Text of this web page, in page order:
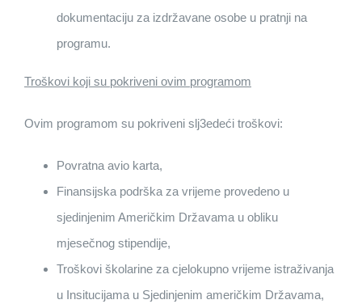
dokumentaciju za izdržavane osobe u pratnji na
programu.
Troškovi koji su pokriveni ovim programom
Ovim programom su pokriveni slj3edeći troškovi:
Povratna avio karta,
Finansijska podrška za vrijeme provedeno u
sjedinjenim Američkim Državama u obliku
mjesečnog stipendije,
Troškovi školarine za cjelokupno vrijeme istraživanja
u Insitucijama u Sjedinjenim američkim Državama,